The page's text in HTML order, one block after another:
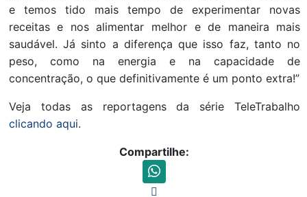
e temos tido mais tempo de experimentar novas
receitas e nos alimentar melhor e de maneira mais
saudável. Já sinto a diferença que isso faz, tanto no
peso, como na energia e na capacidade de
concentração, o que definitivamente é um ponto extra!”
Veja todas as reportagens da série TeleTrabalho
clicando aqui.
Compartilhe: